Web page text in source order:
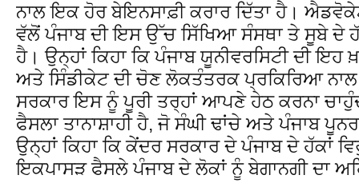
ਨਾਲ ਇਕ ਹੋਰ ਬੇਇਨਸਾਫ਼ੀ ਕਰਾਰ ਦਿੱਤਾ ਹੈ।
ਵੱਲੋਂ ਪੰਜਾਬ ਦੀ ਇਸ ਉੱਚ ਸਿੱਖਿਆ ਸੰਸਥਾ ਤੇ ਸੂਬੇ ਦੇ
ਹੈ। ਉਨ੍ਹਾਂ ਕਿਹਾ ਕਿ ਪੰਜਾਬ ਯੂਨੀਵਰਸਿਟੀ ਦੀ
ਅਤੇ ਸਿੰਡੀਕੇਟ ਦੀ ਚੋਣ ਲੋਕਤੰਤਰਕ ਪ੍ਰਕਿਰਿਆ ਨਾਲ
ਸਰਕਾਰ ਇਸ ਨੂੰ ਪੂਰੀ ਤਰ੍ਹਾਂ ਆਪਣੇ ਹੇਠ ਕਰਨਾ
ਫੈਸਲਾ ਤਾਨਾਸ਼ਾਹੀ ਹੈ, ਜੋ ਸੰਘੀ ਢਾਂਚੇ ਅਤੇ ਪੰਜਾਬ
ਉਨ੍ਹਾਂ ਕਿਹਾ ਕਿ ਕੇਂਦਰ ਸਰਕਾਰ ਦੇ ਪੰਜਾਬ ਦੇ ਹੱਕਾਂ
ਇਕਪਾਸੜ ਫੈਸਲੇ ਪੰਜਾਬ ਦੇ ਲੋਕਾਂ ਨੂੰ ਬੇਗਾਨਗੀ ਦਾ